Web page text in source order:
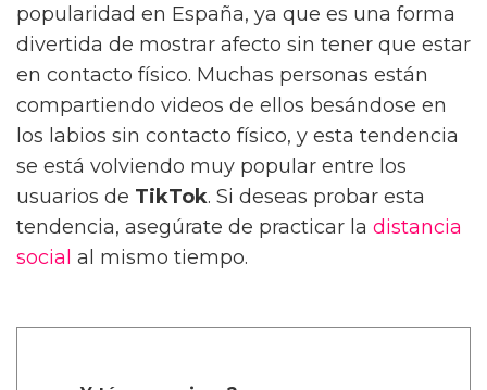
popularidad en España, ya que es una forma
divertida de mostrar afecto sin tener que estar
en contacto físico. Muchas personas están
compartiendo videos de ellos besándose en
los labios sin contacto físico, y esta tendencia
se está volviendo muy popular entre los
usuarios de TikTok. Si deseas probar esta
tendencia, asegúrate de practicar la distancia
social al mismo tiempo.